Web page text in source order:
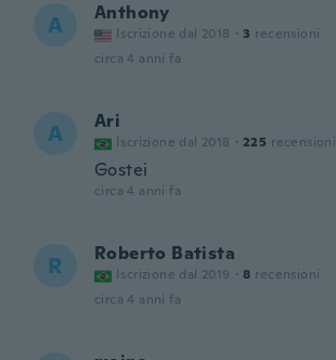
A Anthony
Iscrizione dal 2018 · 3 recensioni
circa 4 anni fa
A Ari
Iscrizione dal 2018 · 225 recensioni
Gostei
circa 4 anni fa
R Roberto Batista
Iscrizione dal 2019 · 8 recensioni
circa 4 anni fa